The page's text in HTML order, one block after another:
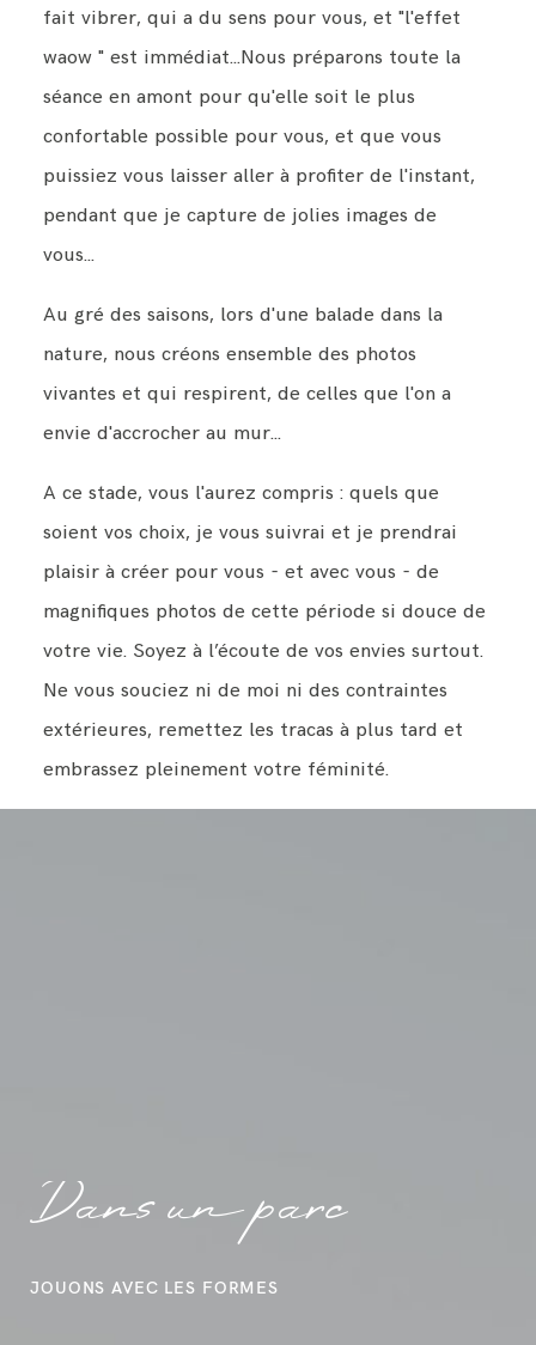
fait vibrer, qui a du sens pour vous, et "l'effet
waow " est immédiat...Nous préparons toute la
séance en amont pour qu'elle soit le plus
confortable possible pour vous, et que vous
puissiez vous laisser aller à profiter de l'instant,
pendant que je capture de jolies images de
vous...
Au gré des saisons, lors d'une balade dans la
nature, nous créons ensemble des photos
vivantes et qui respirent, de celles que l'on a
envie d'accrocher au mur...
A ce stade, vous l'aurez compris : quels que
soient vos choix, je vous suivrai et je prendrai
plaisir à créer pour vous - et avec vous - de
magnifiques photos de cette période si douce de
votre vie. Soyez à l’écoute de vos envies surtout.
Ne vous souciez ni de moi ni des contraintes
extérieures, remettez les tracas à plus tard et
embrassez pleinement votre féminité.
Au milieu d'un
champs au coucher du